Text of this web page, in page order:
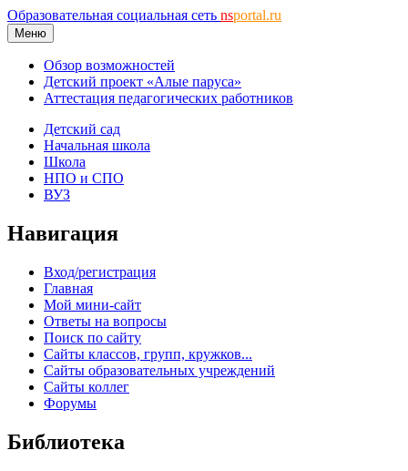
Образовательная социальная сеть nsportal.ru
Меню
Обзор возможностей
Детский проект «Алые паруса»
Аттестация педагогических работников
Детский сад
Начальная школа
Школа
НПО и СПО
ВУЗ
Навигация
Вход/регистрация
Главная
Мой мини-сайт
Ответы на вопросы
Поиск по сайту
Сайты классов, групп, кружков...
Сайты образовательных учреждений
Сайты коллег
Форумы
Библиотека